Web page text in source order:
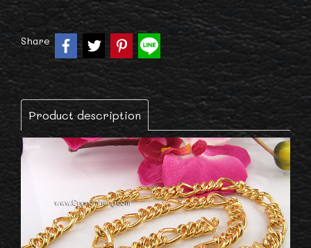
Share
Product description